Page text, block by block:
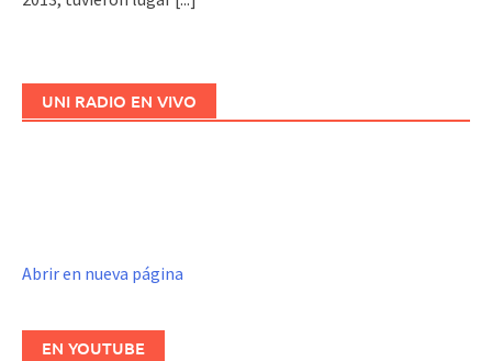
UNI RADIO EN VIVO
Abrir en nueva página
EN YOUTUBE